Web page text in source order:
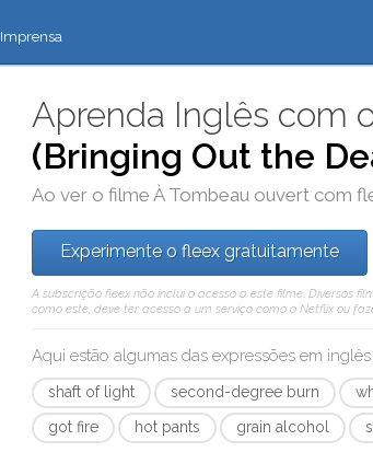
Imprensa
Aprenda Inglês com
(Bringing Out the
Ao ver o filmeÀ Tombeau ouvert com
Experimente o fleex gratuitamente
A subscrição fleex não inclui o acesso a este filme. Diversos
como este, deve ter acesso a um serviço como o Netflix ou
Aqui estão algumas das expressões em
shaft of light second-degree burn
got fire
hot pants grain alcohol